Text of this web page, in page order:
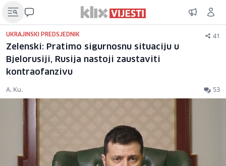
UKRAJINSKI PREDSJEDNIK 41
Zelenski: Pratimo sigurnosnu situaciju u
Bjelorusiji, Rusija nastoji zaustaviti
kontraofanzivu
A. Ku. 53